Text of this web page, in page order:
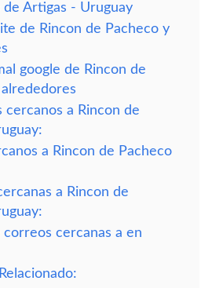
Artigas - Uruguay
de Rincon de Pacheco y
google de Rincon de
cercanos a Rincon de
a Rincon de Pacheco
a Rincon de
cercanas a en